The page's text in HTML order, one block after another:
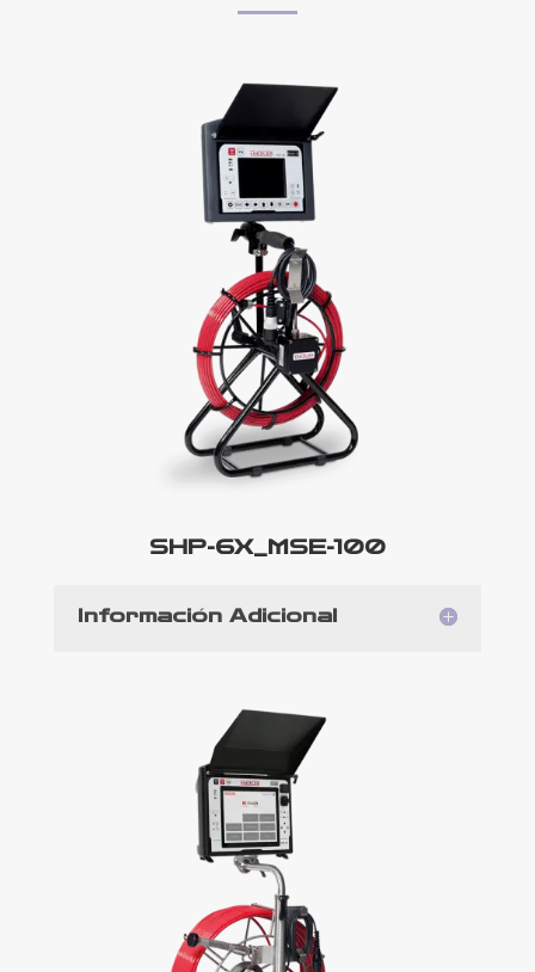
SHP-6X_MSE-100
Información Adicional